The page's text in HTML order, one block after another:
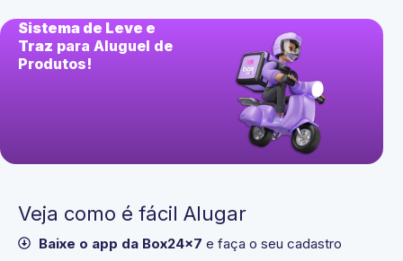
Sistema de Leve e
Traz para Aluguel de
Produtos!
Veja como é fácil Alugar
Baixe o app da Box24x7 e faça o seu cadastro